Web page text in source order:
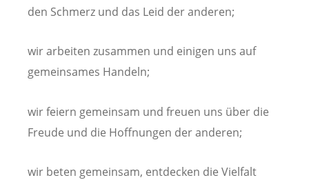
den Schmerz und das Leid der anderen;
wir arbeiten zusammen und einigen uns auf
gemeinsames Handeln;
wir feiern gemeinsam und freuen uns über die
Freude und die Hoffnungen der anderen;
wir beten gemeinsam, entdecken die Vielfalt